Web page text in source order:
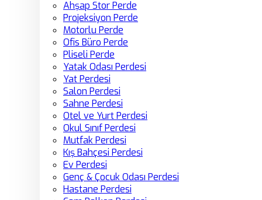
Ahşap Stor Perde
Projeksiyon Perde
Motorlu Perde
Ofis Büro Perde
Pliseli Perde
Yatak Odası Perdesi
Yat Perdesi
Salon Perdesi
Sahne Perdesi
Otel ve Yurt Perdesi
Okul Sınıf Perdesi
Mutfak Perdesi
Kış Bahçesi Perdesi
Ev Perdesi
Genç & Çocuk Odası Perdesi
Hastane Perdesi